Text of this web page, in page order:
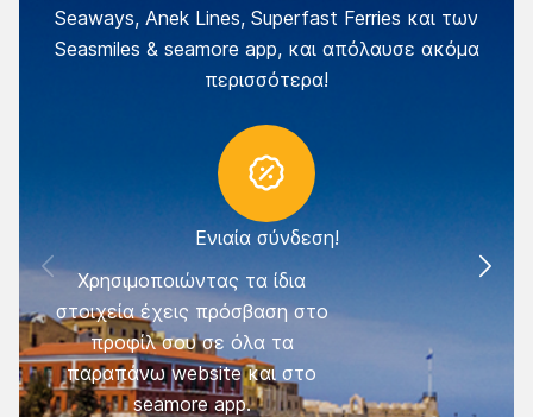
Seaways, Anek Lines, Superfast Ferries και των
Seasmiles & seamore app, και απόλαυσε ακόμα
περισσότερα!
Ενιαία σύνδεση!
Χρησιμοποιώντας τα ίδια
στοιχεία έχεις πρόσβαση στο
προφίλ σου σε όλα τα
παραπάνω website και στο
seamore app.